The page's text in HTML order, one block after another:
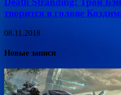
творится в голове
08.11.2018
Новые записи